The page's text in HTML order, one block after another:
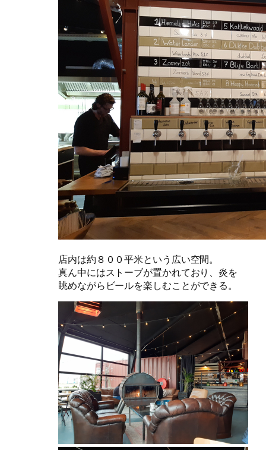
店内は約８００平米という広い空間。
真ん中にはストーブが置かれており、炎を
眺めながらビールを楽しむことができる。